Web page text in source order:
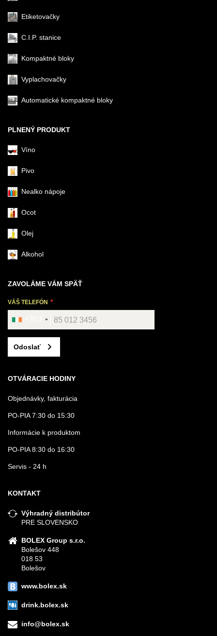
Etiketovačky
C.I.P. stanice
Kompaktné bloky
Vyplachovačky
Automatické kompaktné bloky
PLNENÝ PRODUKT
Víno
Pivo
Nealko nápoje
Ocot
Olej
Alkohol
ZAVOLÁME VÁM SPÄŤ
VÁŠ TELEFÓN
Odoslať
OTVÁRACIE HODINY
Objednávky, fakturácia
PO-PIA 7:30 do 15:30
Informácie k produktom
PO-PIA 8:30 do 16:30
Servis - 24 h
KONTAKT
Výhradný distribútor
PRE SLOVENSKO
BOLEX Group s.r.o.
Bolešov 448
018 53
Bolešov
www.bolex.sk
drink.bolex.sk
info@bolex.sk